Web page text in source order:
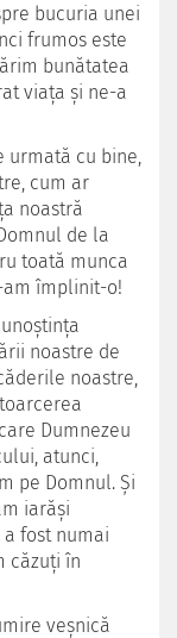
bucuria unei
frumos este
bunătatea
viaţa şi ne-a
urmată cu bine,
cum ar
noastră
de la
toată munca
am împlinit-o!
noastre de
noastre,
Dumnezeu
atunci,
pe Domnul. Şi
iarăşi
fost numai
căzuţi în
veşnică